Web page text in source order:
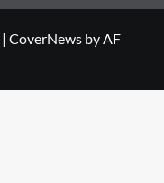
| CoverNews by AF